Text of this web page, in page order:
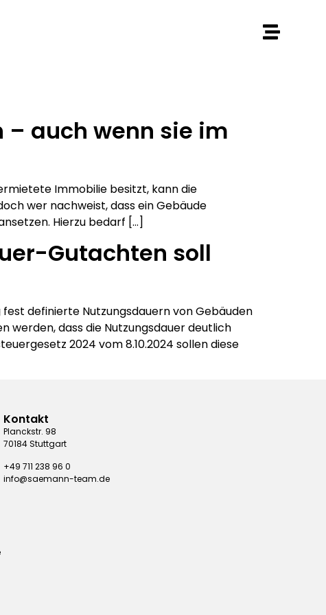
auch wenn sie im
Immobilie besitzt, kann die
wer nachweist, dass ein Gebäude
Hierzu bedarf […]
Gutachten soll
definierte Nutzungsdauern von Gebäuden
werden, dass die Nutzungsdauer deutlich
2024 vom 8.10.2024 sollen diese
Kontakt
Planckstr. 98
70184 Stuttgart
+49 711 238 96 0
info@saemann-team.de